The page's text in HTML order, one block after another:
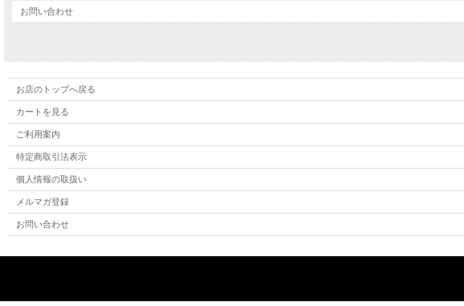
お問い合わせ
お店のトップへ戻る
カートを見る
ご利用案内
特定商取引法表示
個人情報の取扱い
メルマガ登録
お問い合わせ